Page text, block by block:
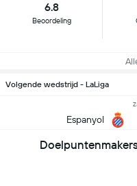
6.8
Beoordeling
Volgende wedstrijd - LaLiga
Espanyol